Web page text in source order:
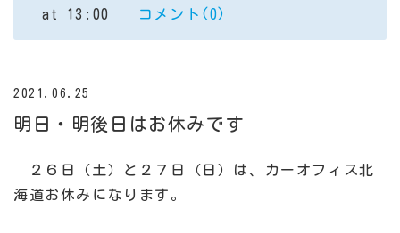
at 13:00
コメント(0)
2021.06.25
明日・明後日はお休みです
２６日（土）と２７日（日）は、カーオフィス北
海道お休みになります。